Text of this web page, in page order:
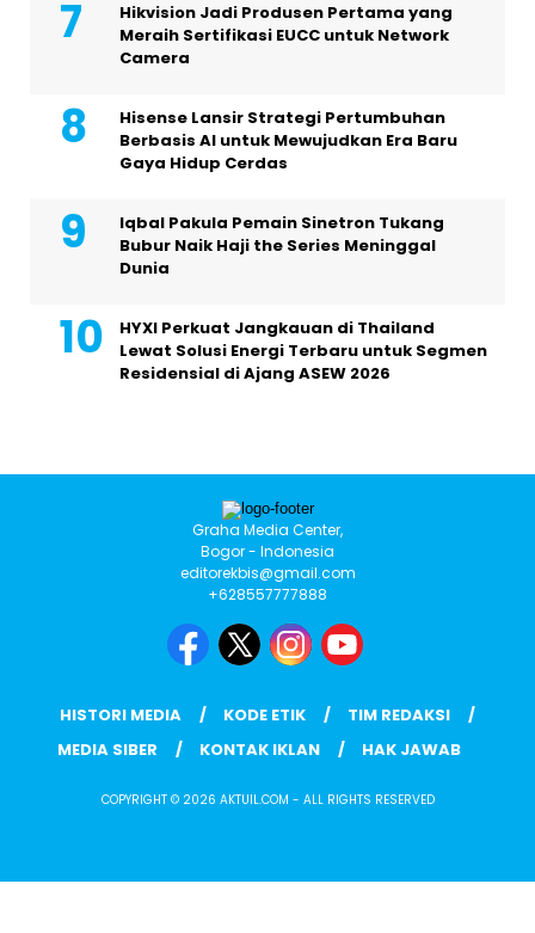
Hikvision Jadi Produsen Pertama yang
Meraih Sertifikasi EUCC untuk Network
Camera
Hisense Lansir Strategi Pertumbuhan
Berbasis AI untuk Mewujudkan Era Baru
Gaya Hidup Cerdas
Iqbal Pakula Pemain Sinetron Tukang
Bubur Naik Haji the Series Meninggal
Dunia
HYXI Perkuat Jangkauan di Thailand
Lewat Solusi Energi Terbaru untuk Segmen
Residensial di Ajang ASEW 2026
Graha Media Center,
Bogor - Indonesia
editorekbis@gmail.com
+628557777888
HISTORI MEDIA KODE ETIK
TIM REDAKSI
MEDIA SIBER
KONTAK IKLAN HAK JAWAB
COPYRIGHT © 2026 AKTUIL.COM - ALL RIGHTS RESERVED